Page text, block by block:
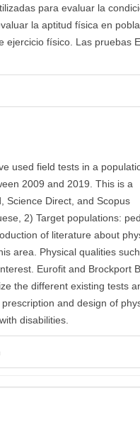
para evaluar la
la aptitud física en
ejercicio físico. Las pruebas
used field tests in a
2009 and 2019. This is a
Science Direct, and Scopus
2) Target populations:
of literature about
area. Physical qualities
Eurofit and Brockport
the different existing tests
and design of
disabilities.